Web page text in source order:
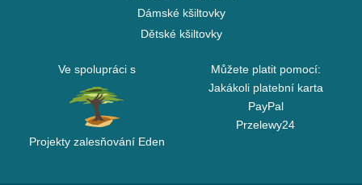
Dámské kšiltovky
Dětské kšiltovky
Ve spolupráci s
Projekty zalesňování Eden
Můžete platit pomocí:
Jakákoli platební karta
PayPal
Przelewy24